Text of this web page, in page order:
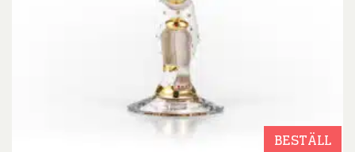
BESTÄLL